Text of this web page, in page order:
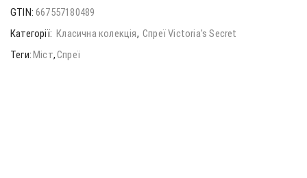
GTIN: 667557180489
Категорії: Класична колекція, Спреї Victoria's Secret
Теги: Міст,Спреї